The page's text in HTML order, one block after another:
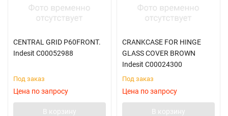
CENTRAL GRID P60FRONT.
Indesit C00052988
Под заказ
Цена по запросу
В корзину
CRANKCASE FOR HINGE
GLASS COVER BROWN
Indesit C00024300
Под заказ
Цена по запросу
В корзину